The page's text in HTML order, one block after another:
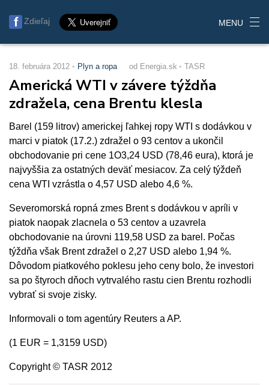
Zdieľaj MENU
18. februára 2012 Plyn a ropa od Energia.sk TASR
Americká WTI v závere týždňa
zdražela, cena Brentu klesla
Barel (159 litrov) americkej ľahkej ropy WTI s dodávkou v
marci v piatok (17.2.) zdražel o 93 centov a ukončil
obchodovanie pri cene 1O3,24 USD (78,46 eura), ktorá je
najvyššia za ostatných deväť mesiacov. Za celý týždeň
cena WTI vzrástla o 4,57 USD alebo 4,6 %.
Severomorská ropná zmes Brent s dodávkou v apríli v
piatok naopak zlacnela o 53 centov a uzavrela
obchodovanie na úrovni 119,58 USD za barel. Počas
týždňa však Brent zdražel o 2,27 USD alebo 1,94 %.
Dôvodom piatkového poklesu jeho ceny bolo, že investori
sa po štyroch dňoch vytrvalého rastu cien Brentu rozhodli
vybrať si svoje zisky.
Informovali o tom agentúry Reuters a AP.
(1 EUR = 1,3159 USD)
Copyright © TASR 2012